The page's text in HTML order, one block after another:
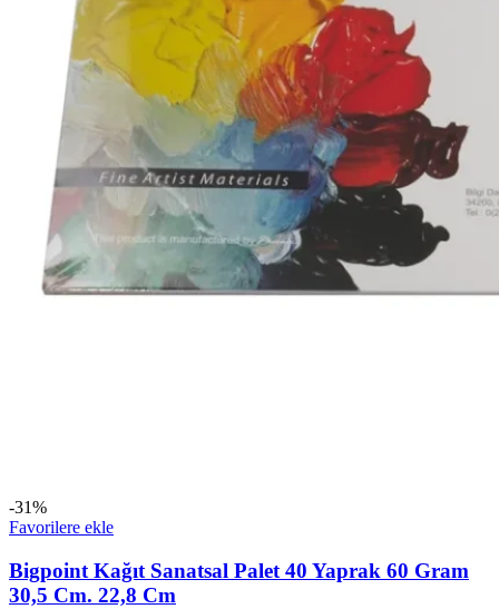
-31%
Favorilere ekle
Bigpoint Kağıt Sanatsal Palet 40 Yaprak 60 Gram
30,5 Cm. 22,8 Cm